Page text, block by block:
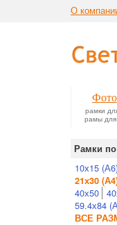
О
рамки
рамы
Рамки
10х15
21х30
40х50
59.4х84
ВСЕ